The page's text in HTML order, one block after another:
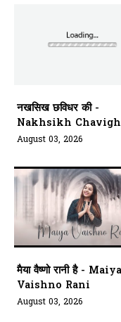
नखसिख छविधर की -
Nakhsikh
Aarti Kariye
August 03, 2026
मैया वैष्णो रानी है - Maiya
Vaishno Rani
August 03, 2026